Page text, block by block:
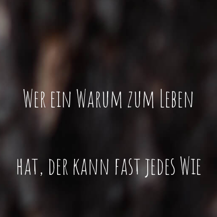
Wer ein Warum zum Leben
hat, der kann fast jedes Wie